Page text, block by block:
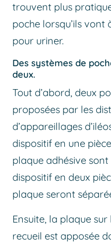
trouvent plus
poche lorsqu’ils vont
pour uriner.
Des systèmes de
deux.
Tout d’abord, deux
proposées par les
d’appareillages
dispositif en une
plaque adhésive sont
dispositif en deux
plaque seront
Ensuite, la plaque
recueil est apposée